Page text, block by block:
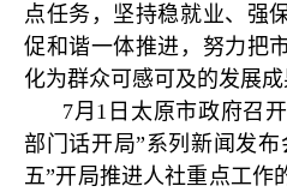
点任务，坚持稳就业、强
促和谐一体推进，努力把
化为群众可感可及的发展成
7月1日太原市政府召
部门话开局”系列新闻发
五”开局推进人社重点工作